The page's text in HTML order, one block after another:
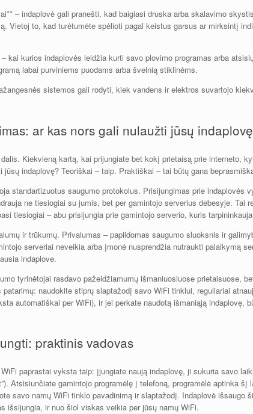
– indaplovė gali pranešti, kad baigiasi druska arba skalavimo
Vietoj to, kad turėtumėte spėlioti pagal keistus garsus ar mirksintį
kai kurios indaplovės leidžia kurti savo plovimo programas arba
labai purviniems puodams arba švelnią stiklinėms.
sistemos gali rodyti, kiek vandens ir elektros suvartojo
ar kas nors gali nulaužti jūsų
Kiekvieną kartą, kai prijungiate bet kokį prietaisą prie interneto,
jūsų indaplovę? Teoriškai – taip. Praktiškai – tai būtų gana
standartizuotus saugumo protokolus. Prisijungimas prie indaplovės
ne tiesiogiai su jumis, bet per gamintojo serverius debesyje. Tai
tiesiogiai – abu prisijungia prie gamintojo serverio, kuris
ir trūkumų. Privalumas – papildomas saugumo sluoksnis ir
serveriai neveikia arba įmonė nusprendžia nutraukti palaikymą
indaplove.
tyrinėtojai rasdavo pažeidžiamumų išmaniuosiuose prietaisuose,
naudokite stiprų slaptažodį savo WiFi tinklui, reguliariai
automatiškai per WiFi), ir jei perkate naudotą išmaniąją indaplovę,
praktinis vadovas
paprastai vyksta taip: įjungiate naują indaplovę, ji sukuria savo
Atsisiunčiate gamintojo programėlę į telefoną, programėlė aptinka
savo namų WiFi tinklo pavadinimą ir slaptažodį. Indaplovė išsaugo
išsijungia, ir nuo šiol viskas veikia per jūsų namų WiFi.